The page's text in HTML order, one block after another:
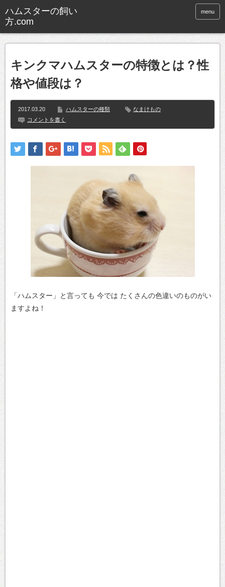
ハムスターの飼い
方.com
menu
キンクマハムスターの特徴とは？性
格や値段は？
2017.03.20 ハムスターの種類
なまけもの
コメントを書く
「ハムスター」と言っても 今では たくさんの色違いのものがい
ますよね！